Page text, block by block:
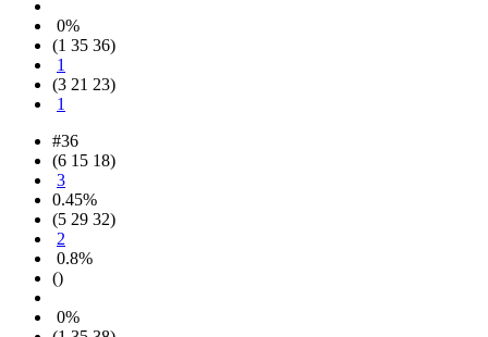
0%
(1 35 36)
1
(3 21 23)
1
#36
(6 15 18)
3
0.45%
(5 29 32)
2
0.8%
()
0%